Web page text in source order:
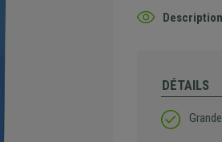
DÉTAILS